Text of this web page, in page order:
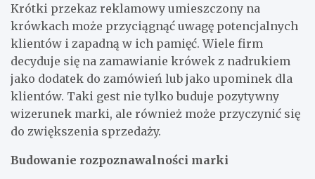
Krótki przekaz reklamowy umieszczony na
krówkach może przyciągnąć uwagę potencjalnych
klientów i zapadną w ich pamięć. Wiele firm
decyduje się na zamawianie krówek z nadrukiem
jako dodatek do zamówień lub jako upominek dla
klientów. Taki gest nie tylko buduje pozytywny
wizerunek marki, ale również może przyczynić się
do zwiększenia sprzedaży.
Budowanie rozpoznawalności marki